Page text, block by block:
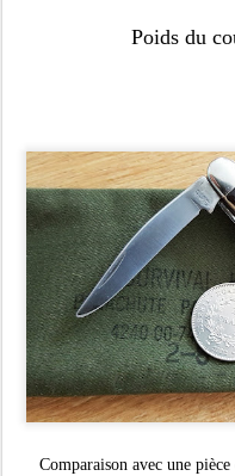
Poids du
Comparaison avec une